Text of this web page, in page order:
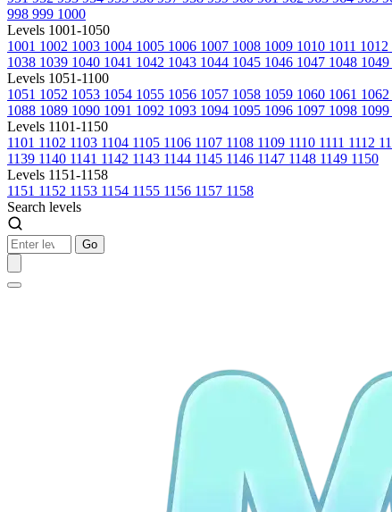
998 999 1000
Levels 1001-1050
1001 1002 1003 1004 1005 1006 1007 1008 1009 1010 1011 1012
1038 1039 1040 1041 1042 1043 1044 1045 1046 1047 1048 1049
Levels 1051-1100
1051 1052 1053 1054 1055 1056 1057 1058 1059 1060 1061 1062
1088 1089 1090 1091 1092 1093 1094 1095 1096 1097 1098 1099
Levels 1101-1150
1101 1102 1103 1104 1105 1106 1107 1108 1109 1110 1111 1112
1139 1140 1141 1142 1143 1144 1145 1146 1147 1148 1149 1150
Levels 1151-1158
1151 1152 1153 1154 1155 1156 1157 1158
Search levels
Go